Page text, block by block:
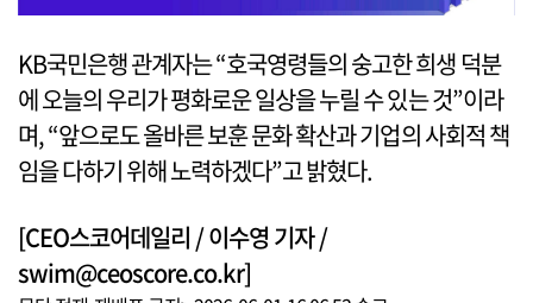
KB국민은행 관계자는 “호국영령들의 숭고한 희생 덕분
에 오늘의 우리가 평화로운 일상을 누릴 수 있는 것”이라
며, “앞으로도 올바른 보훈 문화 확산과 기업의 사회적 책
임을 다하기 위해 노력하겠다”고 밝혔다.
[CEO스코어데일리 / 이수영 기자 /
swim@ceoscore.co.kr]